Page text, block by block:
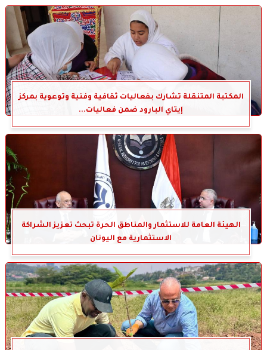
المكتبة المتنقلة تشارك بفعاليات ثقافية وفنية وتوعوية بمركز
إيتاي البارود ضمن فعاليات...
الهيئة العامة للاستثمار والمناطق الحرة تبحث تعزيز الشراكة
الاستثمارية مع اليونان